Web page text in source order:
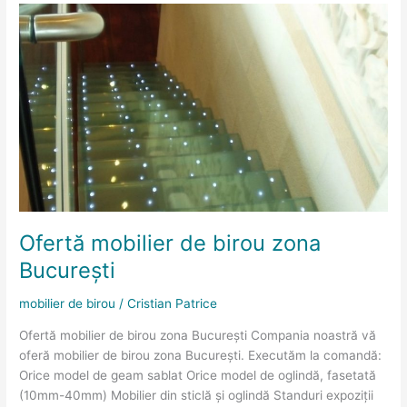
Ofertă mobilier de birou zona
București
mobilier de birou /Cristian Patrice
Ofertă mobilier de birou zona București Compania noastră vă
oferă mobilier de birou zona București. Executăm la comandă:
Orice model de geam sablat Orice model de oglindă, fasetată
(10mm-40mm) Mobilier din sticlă și oglindă Standuri expoziții
Ofertă
mobilier
birou
zona
București